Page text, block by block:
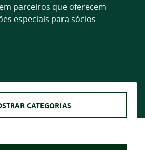
parceiros que oferecem
especiais para sócios
CATEGORIAS